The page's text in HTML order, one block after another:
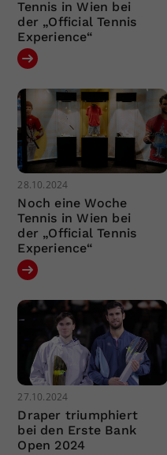
Tennis in Wien bei
der „Official Tennis
Experience“
28.10.2024
Noch eine Woche
Tennis in Wien bei
der „Official Tennis
Experience“
27.10.2024
Draper triumphiert
bei den Erste Bank
Open 2024